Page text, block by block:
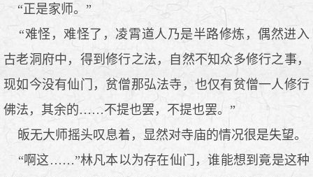
“正是家师。”
“难怪，难怪了，凌霄道人乃是半路修炼，偶然进入
古老洞府中，得到修行之法，自然不知众多修行之事，
现如今没有仙门，贫僧那弘法寺，也仅有贫僧一人修行
佛法，其余的……不提也罢，不提也罢。”
皈无大师摇头叹息着，显然对寺庙的情况很是失望。
“啊这……”林凡本以为存在仙门，谁能想到竟是这种